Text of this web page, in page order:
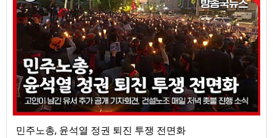
민주노총, 윤석열 정권 퇴진 투쟁 전면화